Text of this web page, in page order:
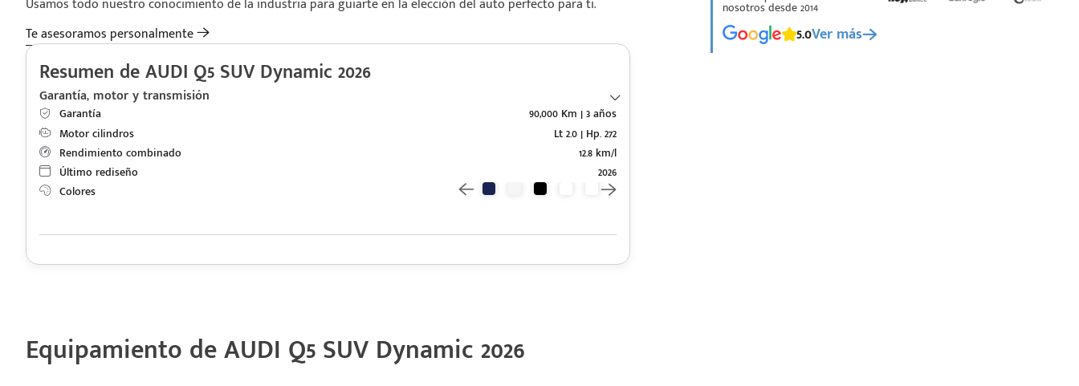
Usamos todo nuestro conocimiento de la industria para guiarte en la elección del auto perfecto para ti.
Te asesoramos personalmente
Resumen de AUDI Q5 SUV Dynamic 2026
Garantía, motor y transmisión
Garantía
90,000 Km | 3 años
Motor cilindros
Lt 2.0 | Hp. 272
Rendimiento combinado
12.8 km/l
Último rediseño
2026
Colores
nosotros desde 2014
5.0Ver más
Equipamiento de AUDI Q5 SUV Dynamic 2026